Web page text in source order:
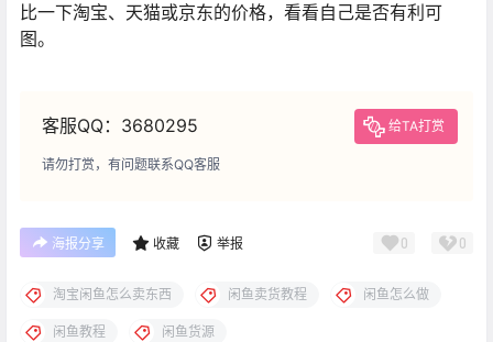
比一下淘宝、天猫或京东的价格，看看自己是否有利可
图。
客服QQ：3680295 给TA打赏
请勿打赏，有问题联系QQ客服
海报分享 收藏 举报 0 0
淘宝闲鱼怎么卖东西 闲鱼卖货教程 闲鱼怎么做
闲鱼教程 闲鱼货源